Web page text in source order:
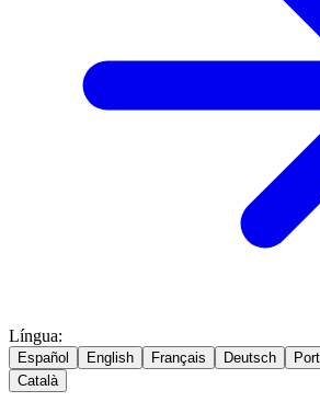
Língua:
Español English Français Deutsch
Català